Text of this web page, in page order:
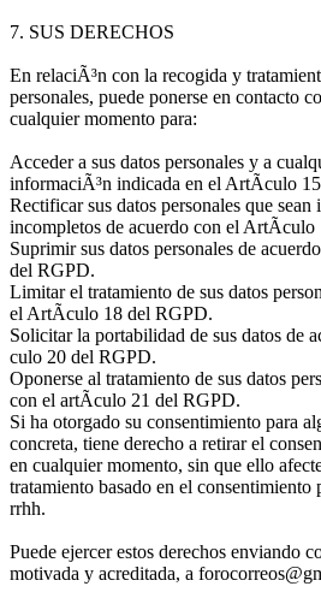
7. SUS DERECHOS
En relaciÃ³n con la recogida y
personales, puede ponerse en contacto
cualquier momento para:
Acceder a sus datos personales y a
informaciÃ³n indicada en el ArtÃ­culo
Rectificar sus datos personales que
incompletos de acuerdo con el
Suprimir sus datos personales de
del RGPD.
Limitar el tratamiento de sus datos
el ArtÃ­culo 18 del RGPD.
Solicitar la portabilidad de sus datos de
culo 20 del RGPD.
Oponerse al tratamiento de sus datos
con el artÃ­culo 21 del RGPD.
Si ha otorgado su consentimiento para
concreta, tiene derecho a retirar el
en cualquier momento, sin que ello
tratamiento basado en el consentimiento
rrhh.
Puede ejercer estos derechos enviando
motivada y acreditada, a